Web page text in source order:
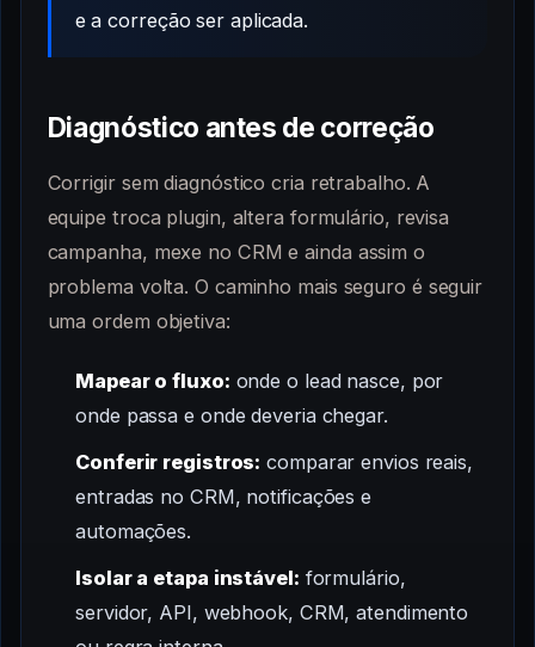
e a correção ser aplicada.
Diagnóstico antes de correção
Corrigir sem diagnóstico cria retrabalho. A
equipe troca plugin, altera formulário, revisa
campanha, mexe no CRM e ainda assim o
problema volta. O caminho mais seguro é seguir
uma ordem objetiva:
Mapear o fluxo: onde o lead nasce, por
onde passa e onde deveria chegar.
Conferir registros: comparar envios reais,
entradas no CRM, notificações e
automações.
Isolar a etapa instável: formulário,
servidor, API, webhook, CRM, atendimento